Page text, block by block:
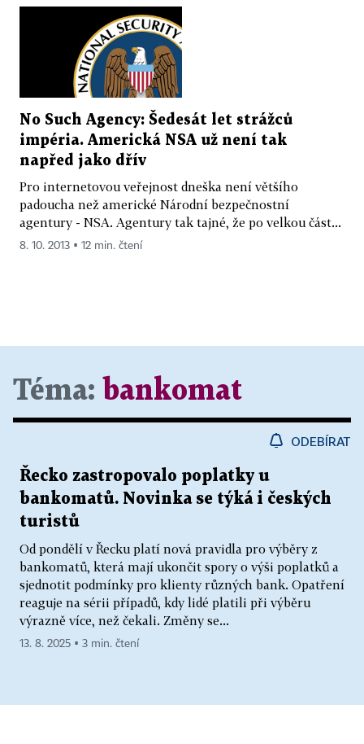
No Such Agency: Šedesát let strážců
impéria. Americká NSA už není tak
napřed jako dřív
Pro internetovou veřejnost dneška není většího
padoucha než americké Národní bezpečnostní
agentury - NSA. Agentury tak tajné, že po velkou část...
8. 10. 2013 ▪ 12 min. čtení
Téma: bankomat
ODEBÍRAT
Řecko zastropovalo poplatky u
bankomatů. Novinka se týká i českých
turistů
Od pondělí v Řecku platí nová pravidla pro výběry z
bankomatů, která mají ukončit spory o výši poplatků a
sjednotit podmínky pro klienty různých bank. Opatření
reaguje na sérii případů, kdy lidé platili při výběru
výrazně více, než čekali. Změny se...
13. 8. 2025 ▪ 3 min. čtení